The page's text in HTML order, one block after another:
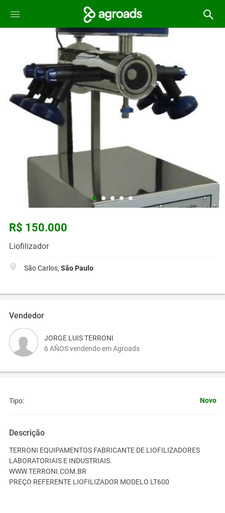
R$ 150.000
Liofilizador
São Carlos, São Paulo
Vendedor
JORGE LUIS TERRONI
6 AÑOS vendendo em Agroads
Tipo: Novo
Descrição
TERRONI EQUIPAMENTOS FABRICANTE DE LIOFILIZADORES
LABORATORIAIS E INDUSTRIAIS.
WWW.TERRONI.COM.BR
PREÇO REFERENTE LIOFILIZADOR MODELO LT600